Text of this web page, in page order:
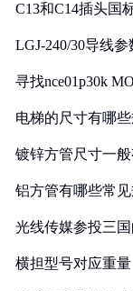
C13和C14插头国
LGJ-240/30导线
寻找nce01p30k
电梯的尺寸有哪
镀锌方管尺寸一
铝方管有哪些常
光线传媒参投三
横担型号对应重量